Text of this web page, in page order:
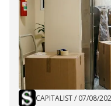
CAPITALIST/ 07/08/